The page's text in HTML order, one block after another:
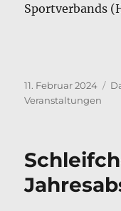
Sportverbands
Veröffentlicht
am
11. Februar 2024
Veranstaltungen